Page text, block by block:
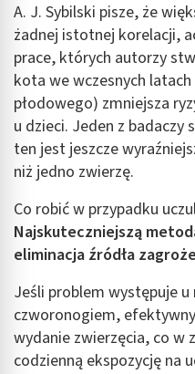
A. J. Sybilski pisze, że
żadnej istotnej korelacji,
prace, których autorzy
kota we wczesnych
płodowego) zmniejsza
u dzieci. Jeden z badaczy
ten jest jeszcze
niż jedno zwierzę.
Co robić w przypadku
Najskuteczniejszą
eliminacja źródła
Jeśli problem występuje
czworonogiem,
wydanie zwierzęcia, co w
codzienną ekspozycję na
Wykorzystanie profili do
spersonalizowanych reklam
Tworzenie profili w celu
Wykorzystywanie profili w
spersonalizowanych treści
Pomiar efektywności reklam
Pomiar efektywności
Rozumienie odbiorców
kombinacji danych z
Rozwój i ulepszanie usług
Wykorzystywanie
wyboru treści